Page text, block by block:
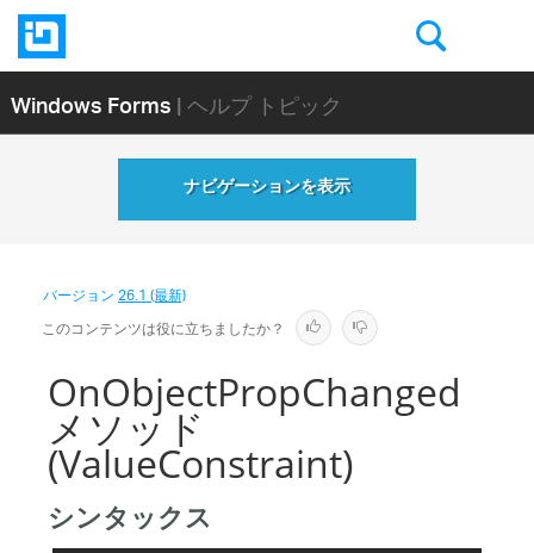
Windows Forms| ヘルプ トピック
ナビゲーションを表示
バージョン26.1 (最新)
このコンテンツは役に立ちましたか？
OnObjectPropChanged
メソッド
(ValueConstraint)
シンタックス